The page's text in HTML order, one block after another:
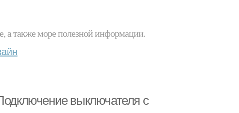
а также море полезной информации.
выключателя с